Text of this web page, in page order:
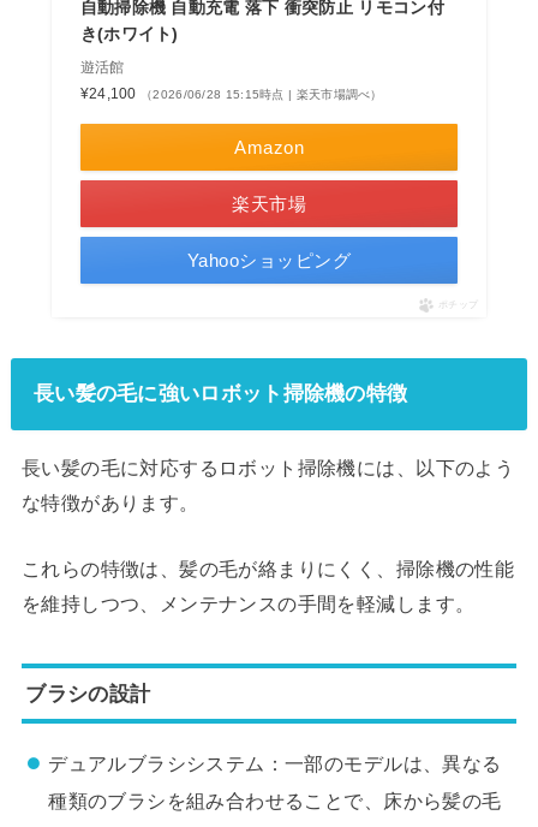
自動掃除機 自動充電 落下 衝突防止 リモコン付
き(ホワイト)
遊活館
¥24,100
（2026/06/28 15:15時点 | 楽天市場調べ）
Amazon
楽天市場
Yahooショッピング
ポチップ
長い髪の毛に強いロボット掃除機の特徴
長い髪の毛に対応するロボット掃除機には、以下のよう
な特徴があります。
これらの特徴は、髪の毛が絡まりにくく、掃除機の性能
を維持しつつ、メンテナンスの手間を軽減します。
ブラシの設計
デュアルブラシシステム：一部のモデルは、異なる
種類のブラシを組み合わせることで、床から髪の毛